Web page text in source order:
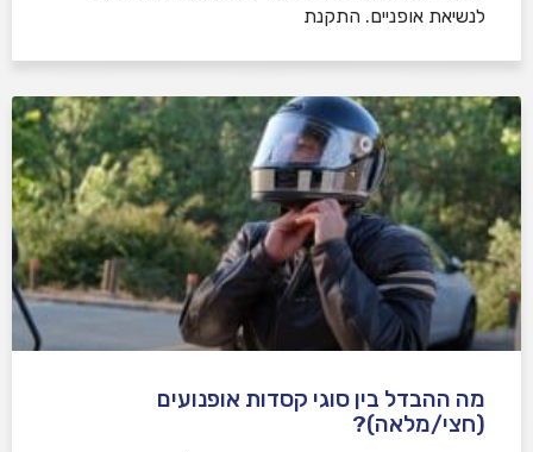
לנשיאת אופניים. התקנת
מה ההבדל בין סוגי קסדות אופנועים
(חצי/מלאה)?